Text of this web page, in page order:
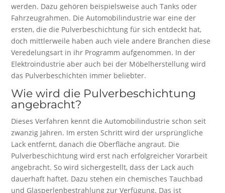
werden. Dazu gehören beispielsweise auch Tanks oder
Fahrzeugrahmen. Die Automobilindustrie war eine der
ersten, die die Pulverbeschichtung für sich entdeckt hat,
doch mittlerweile haben auch viele andere Branchen diese
Veredelungsart in ihr Programm aufgenommen. In der
Elektroindustrie aber auch bei der Möbelherstellung wird
das Pulverbeschichten immer beliebter.
Wie wird die Pulverbeschichtung
angebracht?
Dieses Verfahren kennt die Automobilindustrie schon seit
zwanzig Jahren. Im ersten Schritt wird der ursprüngliche
Lack entfernt, danach die Oberfläche angraut. Die
Pulverbeschichtung wird erst nach erfolgreicher Vorarbeit
angebracht. So wird sichergestellt, dass der Lack auch
dauerhaft haftet. Dazu stehen ein chemisches Tauchbad
und Glasperlenbestrahlung zur Verfügung. Das ist